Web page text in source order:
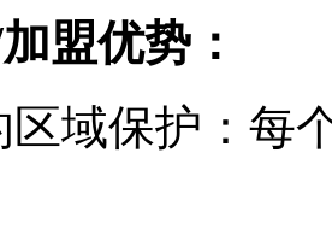
盟优势：
区域保护：每